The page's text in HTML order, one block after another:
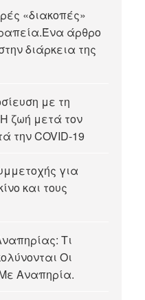
«διακοπές»
άρθρο
διάρκεια της
με τη
ζωή μετά τον
την COVID-19
για
και τους
Τι
Οι
Αναπηρία.